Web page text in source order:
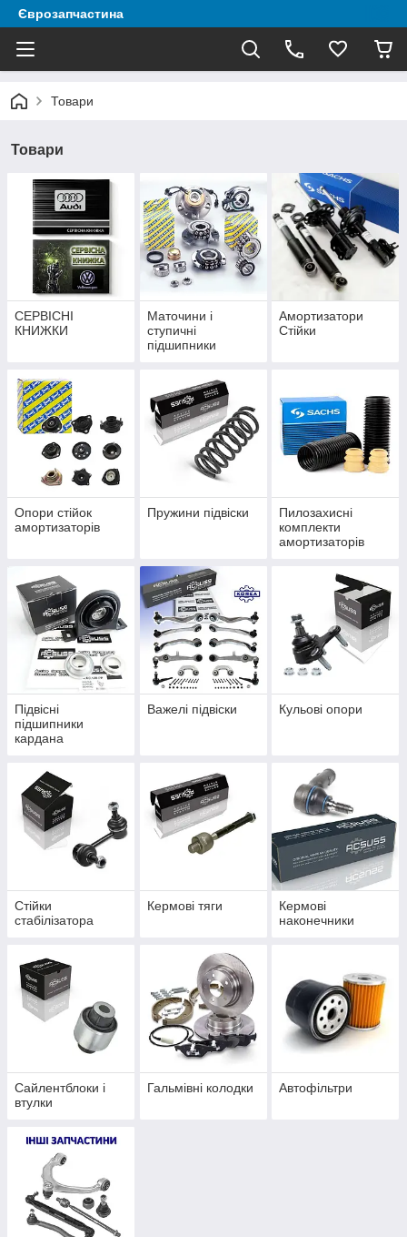
Єврозапчастина
Товари
Товари
СЕРВІСНІ
КНИЖКИ
Маточини і
ступичні
підшипники
Амортизатори
Стійки
Опори стійок
амортизаторів
Пружини підвіски
Пилозахисні
комплекти
амортизаторів
Підвісні
підшипники
кардана
Важелі підвіски Кульові опори
Стійки
стабілізатора
Кермові тяги
Кермові
наконечники
Сайлентблоки і
втулки
Гальмівні колодки Автофільтри